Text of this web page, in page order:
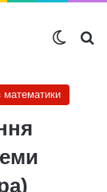
математики